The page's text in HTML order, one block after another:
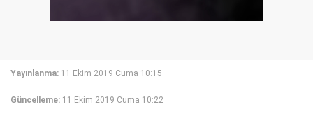
Yayınlanma: 11 Ekim 2019 Cuma 10:15
Güncelleme: 11 Ekim 2019 Cuma 10:22